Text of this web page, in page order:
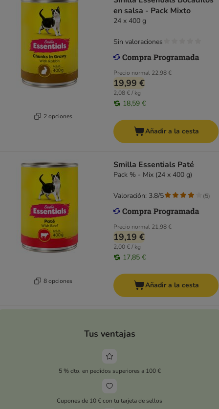
2 opciones
en salsa - Pack Mixto
24 x 400 g
Precio normal 22,98 €
19,99 €
2,08 € / kg
18,59 €
Sin valoraciones
Añadir a la cesta
8 opciones
Smilla Essentials Paté
Pack % - Mix (24 x 400 g)
Precio normal 21,98 €
19,19 €
2,00 € / kg
17,85 €
Valoración: 3.8/5 (5)
Añadir a la cesta
Tus ventajas
5 % dto. en pedidos superiores a 100 €
Cupones de 10 € con tu tarjeta de sellos